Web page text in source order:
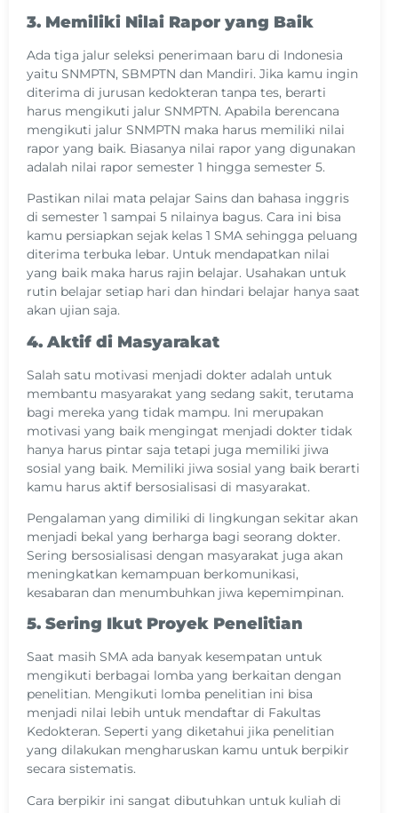
3. Memiliki Nilai Rapor yang Baik
Ada tiga jalur seleksi penerimaan baru di Indonesia
yaitu SNMPTN, SBMPTN dan Mandiri. Jika kamu ingin
diterima di jurusan kedokteran tanpa tes, berarti
harus mengikuti jalur SNMPTN. Apabila berencana
mengikuti jalur SNMPTN maka harus memiliki nilai
rapor yang baik. Biasanya nilai rapor yang digunakan
adalah nilai rapor semester 1 hingga semester 5.
Pastikan nilai mata pelajar Sains dan bahasa inggris
di semester 1 sampai 5 nilainya bagus. Cara ini bisa
kamu persiapkan sejak kelas 1 SMA sehingga peluang
diterima terbuka lebar. Untuk mendapatkan nilai
yang baik maka harus rajin belajar. Usahakan untuk
rutin belajar setiap hari dan hindari belajar hanya saat
akan ujian saja.
4. Aktif di Masyarakat
Salah satu motivasi menjadi dokter adalah untuk
membantu masyarakat yang sedang sakit, terutama
bagi mereka yang tidak mampu. Ini merupakan
motivasi yang baik mengingat menjadi dokter tidak
hanya harus pintar saja tetapi juga memiliki jiwa
sosial yang baik. Memiliki jiwa sosial yang baik berarti
kamu harus aktif bersosialisasi di masyarakat.
Pengalaman yang dimiliki di lingkungan sekitar akan
menjadi bekal yang berharga bagi seorang dokter.
Sering bersosialisasi dengan masyarakat juga akan
meningkatkan kemampuan berkomunikasi,
kesabaran dan menumbuhkan jiwa kepemimpinan.
5. Sering Ikut Proyek Penelitian
Saat masih SMA ada banyak kesempatan untuk
mengikuti berbagai lomba yang berkaitan dengan
penelitian. Mengikuti lomba penelitian ini bisa
menjadi nilai lebih untuk mendaftar di Fakultas
Kedokteran. Seperti yang diketahui jika penelitian
yang dilakukan mengharuskan kamu untuk berpikir
secara sistematis.
Cara berpikir ini sangat dibutuhkan untuk kuliah di